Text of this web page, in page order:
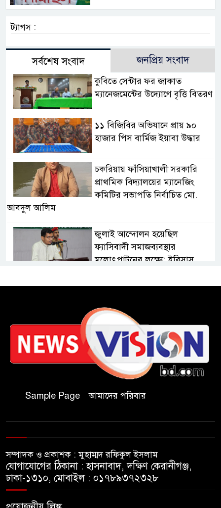
ট্যাগস :
সর্বশেষ সংবাদ জনপ্রিয় সংবাদ
কুবিতে সেন্টার ফর জাকাত
ম্যানেজমেন্টের উদ্যোগে বৃত্তি বিতরণ
১১ বিজিবির অভিযানে প্রায় ৯০
হাজার পিস বার্মিজ ইয়াবা উদ্ধার
চকরিয়ায় ফাঁসিয়াখালী সরকারি
প্রাথমিক বিদ্যালয়ের ম্যানেজিং
কমিটির সভাপতি নির্বাচিত মো.
আবদুল আলিম
জুলাই আন্দোলন হয়েছিল
ফ্যাসিবাদী সমাজব্যবস্থার
মূলোৎপাটনের লক্ষ্যে; ইবিসাস
পালন করছে তানযীমুল উম্মাহ
আলিম মাদ্রাসা
জুলাই গণঅভ্যুত্থান দিবসে কুবি
ছাত্রদলের পরিচ্ছন্নতা ও বৃক্ষরোপণ
কর্মসূচি
রাষ্ট্রবিরোধী গোপন কর্মকাণ্ডে’র দায়ে
ইসলামপুরে ‘জুলাই গণঅভ্যুত্থান
দিবস উপলক্ষ্যে আলোচনা সভা ও
সংবর্ধনা অনুষ্ঠান অনুষ্ঠিত
Sample Page আমাদের পরিবার
সম্পাদক ও প্রকাশক : মুহাম্মদ রফিকুল ইসলাম
যোগাযোগের ঠিকানা : হাসনাবাদ, দক্ষিণ কেরানীগঞ্জ,
ঢাকা-১৩১০, মোবাইল : ০১৭৮৯৩৭২৩২৮